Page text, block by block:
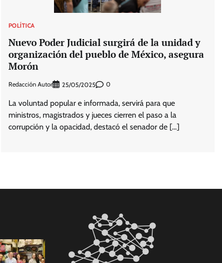
POLÍTICA
Nuevo Poder Judicial surgirá de la unidad y
organización del pueblo de México, asegura
Morón
Redacción Autor 25/05/2025 0
La voluntad popular e informada, servirá para que
ministros, magistrados y jueces cierren el paso a la
corrupción y la opacidad, destacó el senador de […]